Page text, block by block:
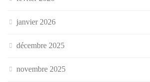
janvier 2026
décembre 2025
novembre 2025